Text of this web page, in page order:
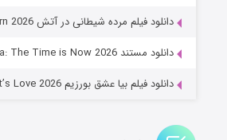
دانلود فیلم مرده شیطانی در آتش Evil Dead Burn 2026
دانلود مستند Bukayo Saka: The Time is Now 2026
دانلود فیلم بیا عشق بورزیم Let’s Love 2026